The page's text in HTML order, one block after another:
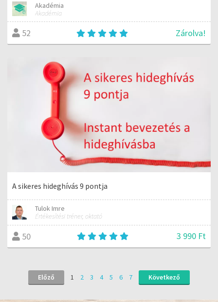
Akadémia
Akadémia
52 Zárolva!
A sikeres hideghívás 9 pontja
Tulok Imre
Értékesítési tréner, oktató
50 3 990 Ft
Előző 1 2 3 4 5 6 7 Következő